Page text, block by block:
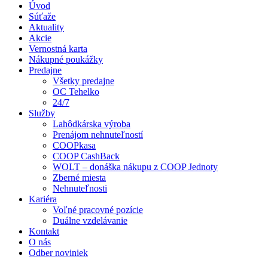
Úvod
Súťaže
Aktuality
Akcie
Vernostná karta
Nákupné poukážky
Predajne
Všetky predajne
OC Tehelko
24/7
Služby
Lahôdkárska výroba
Prenájom nehnuteľností
COOPkasa
COOP CashBack
WOLT – donáška nákupu z COOP Jednoty
Zberné miesta
Nehnuteľnosti
Kariéra
Voľné pracovné pozície
Duálne vzdelávanie
Kontakt
O nás
Odber noviniek